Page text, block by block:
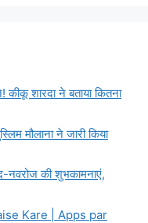
शारदा ने बताया कितना
मौलाना ने जारी किया
नवरोज की शुभकामनाएं,
Kare | Apps par